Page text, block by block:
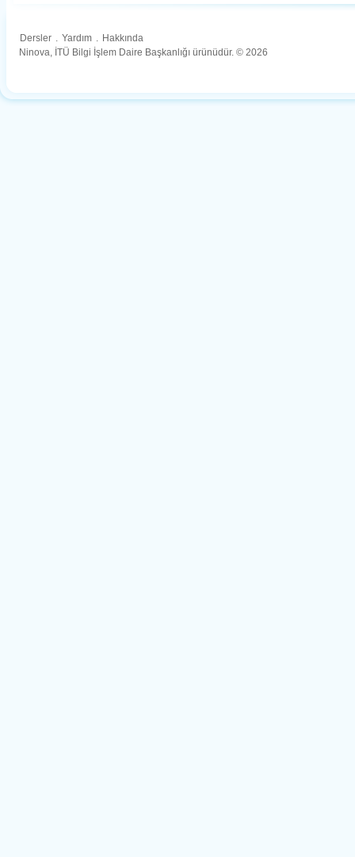
Dersler . Yardım . Hakkında
Ninova, İTÜ Bilgi İşlem Daire Başkanlığı ürünüdür. © 2026